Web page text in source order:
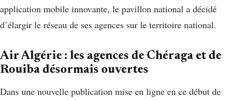
application mobile innovante, le pavillon national a décidé
d’élargir le réseau de ses agences sur le territoire national.
Air Algérie : les agences de Chéraga et de
Rouiba désormais ouvertes
Dans une nouvelle publication mise en ligne en ce début de